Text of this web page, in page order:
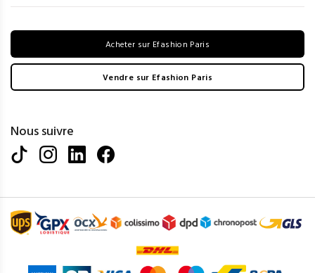
Acheter sur Efashion Paris
Vendre sur Efashion Paris
Nous suivre